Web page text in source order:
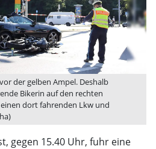
der gelben Ampel. Deshalb
Bikerin auf den rechten
dort fahrenden Lkw und
gegen 15.40 Uhr, fuhr eine